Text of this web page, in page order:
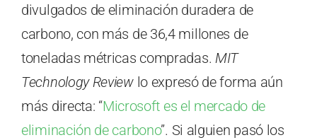
divulgados de eliminación duradera de
carbono, con más de 36,4 millones de
toneladas métricas compradas. MIT
Technology Reviewlo expresó de forma aún
más directa: “Microsoft es el mercado de
eliminación de carbono”. Si alguien pasó los